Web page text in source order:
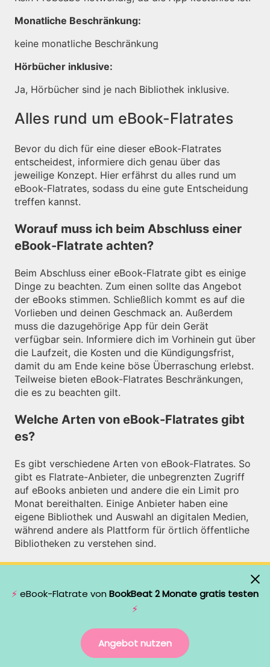
Monatliche Beschränkung:
keine monatliche Beschränkung
Hörbücher inklusive:
Ja, Hörbücher sind je nach Bibliothek inklusive.
Alles rund um eBook-Flatrates
Bevor du dich für eine dieser eBook-Flatrates
entscheidest, informiere dich genau über das
jeweilige Konzept. Hier erfährst du alles rund um
eBook-Flatrates, sodass du eine gute Entscheidung
treffen kannst.
Worauf muss ich beim Abschluss einer
eBook-Flatrate achten?
Beim Abschluss einer eBook-Flatrate gibt es einige
Dinge zu beachten. Zum einen sollte das Angebot
der eBooks stimmen. Schließlich kommt es auf die
Vorlieben und deinen Geschmack an. Außerdem
muss die dazugehörige App für dein Gerät
verfügbar sein. Informiere dich im Vorhinein gut über
die Laufzeit, die Kosten und die Kündigungsfrist,
damit du am Ende keine böse Überraschung erlebst.
Teilweise bieten eBook-Flatrates Beschränkungen,
die es zu beachten gilt.
Welche Arten von eBook-Flatrates gibt
es?
Es gibt verschiedene Arten von eBook-Flatrates. So
gibt es Flatrate-Anbieter, die unbegrenzten Zugriff
auf eBooks anbieten und andere die ein Limit pro
Monat bereithalten. Einige Anbieter haben eine
eigene Bibliothek und Auswahl an digitalen Medien,
während andere als Plattform für örtlich öffentliche
Bibliotheken zu verstehen sind.
Anbieter auch ein Probeabo
In der Regel kann man bei den eBook-Flatrate-
Anbietern kein Probeabo abschließen. Allerdings
wird von vielen eine kostenlose Testphase